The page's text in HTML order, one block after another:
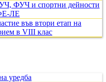
ФУЧ и спортни дейности
ЛЕ
във втори етап на
в VIII клас
уредба